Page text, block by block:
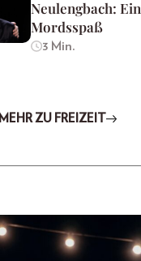
Neulengbach: Ein
Mordsspaß
3 Min.
MEHR ZU FREIZEIT